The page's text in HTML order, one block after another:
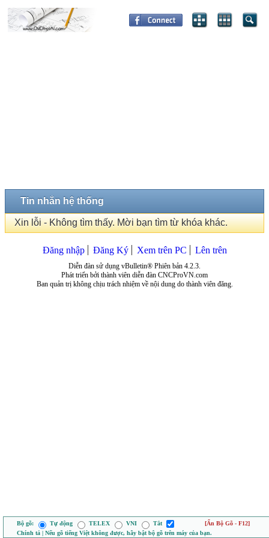
Tin nhắn hệ thống
Xin lỗi - Không tìm thấy. Mời bạn tìm từ khóa khác.
Đăng nhập Đăng Ký Xem trên PC Lên trên
Diễn đàn sử dụng vBulletin® Phiên bản 4.2.3.
Phát triển bởi thành viên diễn đàn CNCProVN.com
Ban quản trị không chịu trách nhiệm về nội dung do thành viên đăng.
Bộ gõ: Tự động TELEX VNI Tắt
[Ẩn Bộ Gõ - F12]
Chính tả | Nếu gõ tiếng Việt không được, hãy bật bộ gõ trên máy của bạn.